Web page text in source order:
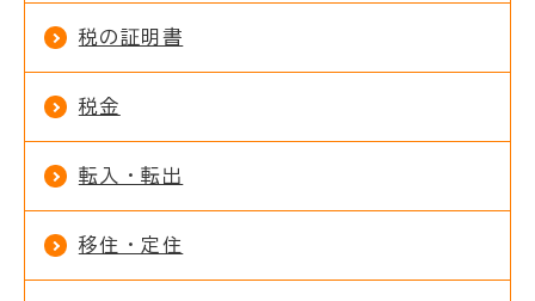
税の証明書
税金
転入・転出
移住・定住